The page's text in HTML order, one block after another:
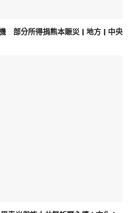
部分所得捐熊本賑災 | 地方 | 中央